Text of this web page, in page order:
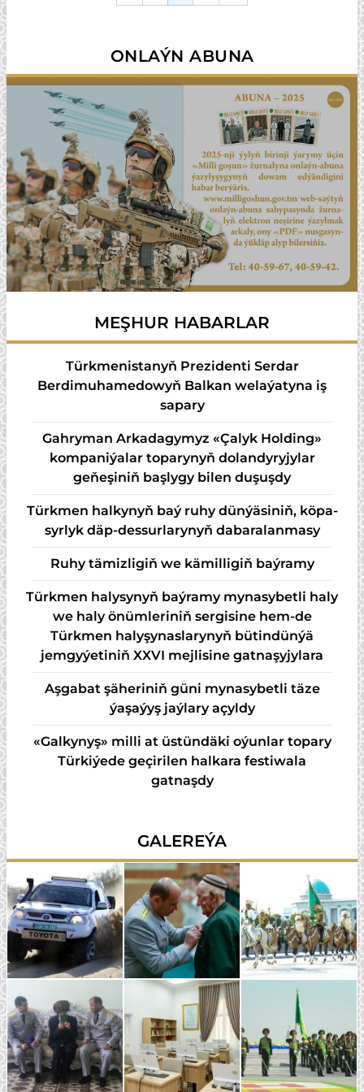
ONLAÝN ABUNA
MEŞHUR HABARLAR
Türkmenistanyň Prezidenti Serdar
Berdimuhamedowyň Balkan welaýatyna iş
sapary
Gahryman Arkadagymyz «Çalyk Holding»
kompaniýalar toparynyň dolandyryjylar
geňeşiniň başlygy bilen duşuşdy
Türk­men hal­ky­nyň baý ru­hy dün­ýä­si­niň, kö­pa­
syr­lyk däp-des­sur­la­ry­nyň da­ba­ra­lan­ma­sy
Ruhy tämizligiň we kämilligiň baýramy
Türkmen halysynyň baýramy mynasybetli haly
we haly önümleriniň sergisine hem-de
Türkmen halyşynaslarynyň bütindünýä
jemgyýetiniň XXVI mejlisine gatnaşyjylara
Aşgabat şäheriniň güni mynasybetli täze
ýaşaýyş jaýlary açyldy
«Galkynyş» milli at üstündäki oýunlar topary
Türkiýede geçirilen halkara festiwala
gatnaşdy
GALEREÝA